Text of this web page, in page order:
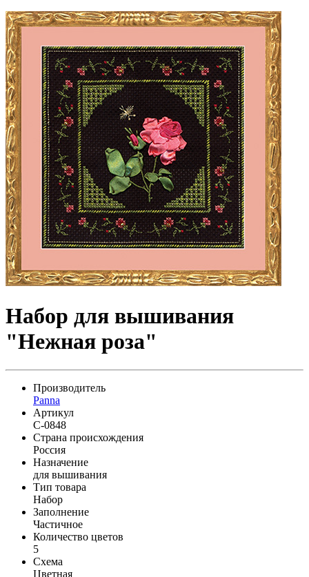
Набор для вышивания
"Нежная роза"
Производитель
Panna
Артикул
C-0848
Страна происхождения
Россия
Назначение
для вышивания
Тип товара
Набор
Заполнение
Частичное
Количество цветов
5
Схема
Цветная